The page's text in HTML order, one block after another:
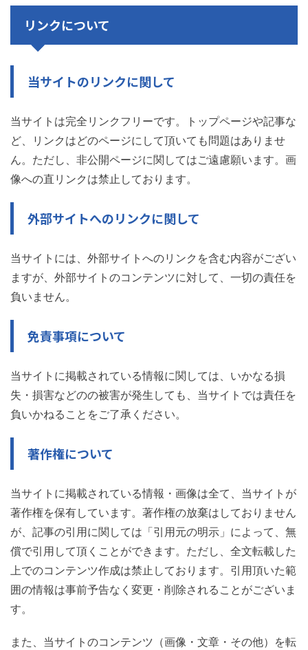
リンクについて
当サイトのリンクに関して
当サイトは完全リンクフリーです。トップページや記事な
ど、リンクはどのページにして頂いても問題はありませ
ん。ただし、非公開ページに関してはご遠慮願います。画
像への直リンクは禁止しております。
外部サイトへのリンクに関して
当サイトには、外部サイトへのリンクを含む内容がござい
ますが、外部サイトのコンテンツに対して、一切の責任を
負いません。
免責事項について
当サイトに掲載されている情報に関しては、いかなる損
失・損害などのの被害が発生しても、当サイトでは責任を
負いかねることをご了承ください。
著作権について
当サイトに掲載されている情報・画像は全て、当サイトが
著作権を保有しています。著作権の放棄はしておりません
が、記事の引用に関しては「引用元の明示」によって、無
償で引用して頂くことができます。ただし、全文転載した
上でのコンテンツ作成は禁止しております。引用頂いた範
囲の情報は事前予告なく変更・削除されることがございま
す。
また、当サイトのコンテンツ（画像・文章・その他）を転